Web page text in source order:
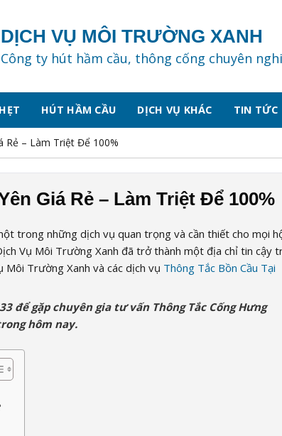
DỊCH VỤ MÔI TRƯỜNG XANH
Công ty hút hầm cầu, thông cống chuyên
HÚT HẦM CẦU DỊCH VỤ KHÁC TIN TỨC
Rẻ – Làm Triệt Để 100%
Giá Rẻ – Làm Triệt Để 100%
trong những dịch vụ quan trọng và cần thiết cho mọi
Vụ Môi Trường Xanh đã trở thành một địa chỉ tin cậy
Môi Trường Xanh và các dịch vụ Thông Tắc Bồn Cầu Tại
để gặp chuyên gia tư vấn Thông Tắc Cống Hưng
hôm nay.